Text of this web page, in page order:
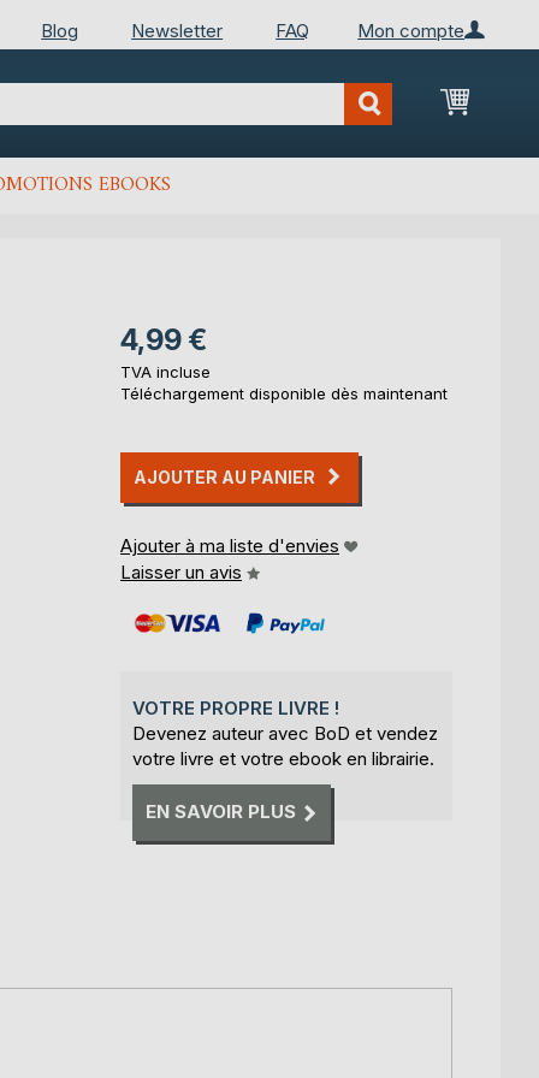
Mon compte
Blog Newsletter FAQ
Mon
EBOOKS
4,99 €
TVA incluse
Téléchargement disponible dès maintenant
AJOUTER AU PANIER
Ajouter à ma liste d'envies
Laisser un avis
VOTRE PROPRE LIVRE !
Devenez auteur avec BoD et vendez
votre livre et votre ebook en librairie.
EN SAVOIR PLUS